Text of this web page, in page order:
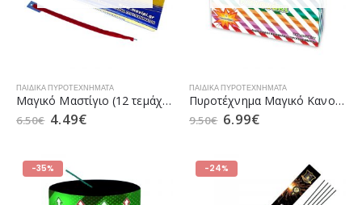
ΠΑΙΔΙΚΆ ΠΥΡΟΤΕΧΝΉΜΑΤΑ
Μαγικό Μαστίγιο (12 τεμάχια)
6.50€ 4.49€
ΠΑΙΔΙΚΆ ΠΥΡΟΤΕΧΝΉΜΑΤΑ
Πυροτέχνημα Μαγικό Κανονάκι (4 τεμάχια)
9.50€ 6.99€
-35% -24%